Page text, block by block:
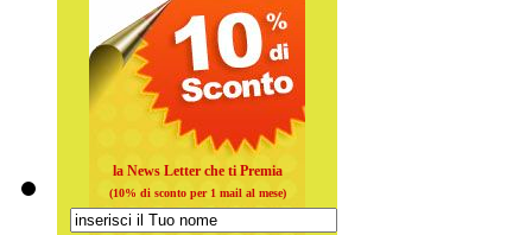
la News Letter che ti Premia
(10% di sconto per 1 mail al mese)